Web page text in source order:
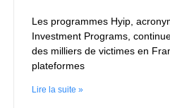
Les programmes Hyip,
Investment Programs,
des milliers de victimes en
plateformes
Lire la suite »